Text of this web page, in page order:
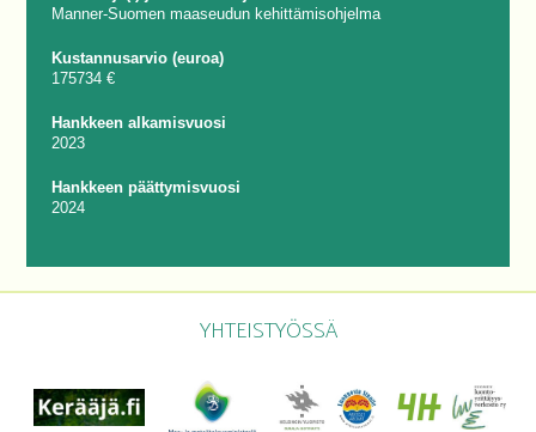
Manner-Suomen maaseudun kehittämisohjelma
Kustannusarvio (euroa)
175734 €
Hankkeen alkamisvuosi
2023
Hankkeen päättymisvuosi
2024
YHTEISTYÖSSÄ